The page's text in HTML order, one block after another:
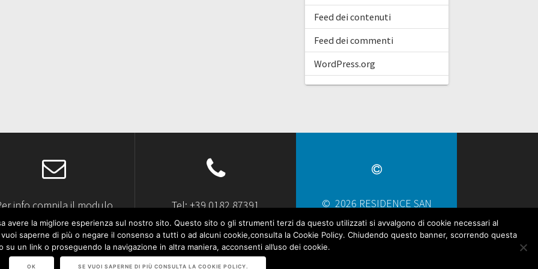
Feed dei contenuti
Feed dei commenti
WordPress.org
info compila il modulo
contatti
Tel: +39 0182 87391
© 2026 RESIDENCE SAN
FRANCISCO. Realizzato con
WordPress e il tema
avere la migliore esperienza sul nostro sito. Questo sito o gli strumenti terzi da questo utilizzati si avvalgono di cookie necessari al
saperne di più o negare il consenso a tutti o ad alcuni cookie,consulta la Cookie Policy. Chiudendo questo banner, scorrendo questa
su un link o proseguendo la navigazione in altra maniera, acconsenti all’uso dei cookie.
OK SE VUOI SAPERNE DI PIÙ CONSULTA LA COOKIE POLICY.